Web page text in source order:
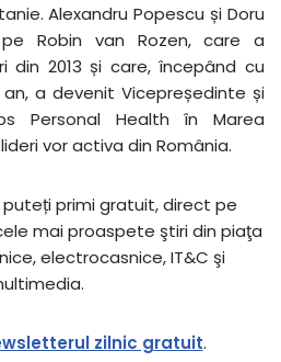
Alexandru Popescu și Doru
Robin van Rozen, care a
din 2013 și care, începând cu
a devenit Vicepreședinte și
Personal Health în Marea
vor activa din România.
primi gratuit, direct pe
mai proaspete ştiri din piaţa
electrocasnice, IT&C şi
zilnic gratuit.